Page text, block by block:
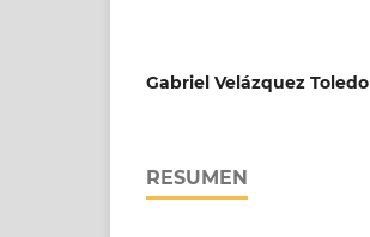
Gabriel Velázquez Toledo
RESUMEN